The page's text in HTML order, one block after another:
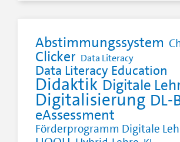
Abstimmungssystem
Clicker Data Literacy
Data Literacy Education
Didaktik Digitale
Digitalisierung DL-
eAssessment
Förderprogramm Digitale